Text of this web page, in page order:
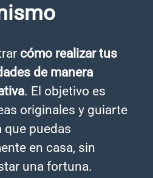
cómo realizar tus
de manera
. El objetivo es
originales y guiarte
que puedas
en casa, sin
una fortuna.